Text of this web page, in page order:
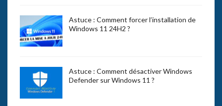
Astuce : Comment forcer l’installation de
Windows 11 24H2 ?
Astuce : Comment désactiver Windows
Defender sur Windows 11 ?